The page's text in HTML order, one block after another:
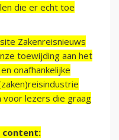
die er echt toe
Zakenreisnieuws
toewijding aan het
onafhankelijke
voor lezers die graag
content: